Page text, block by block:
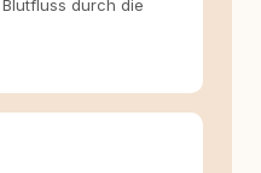
Gute Entscheidungen
zum
durch die